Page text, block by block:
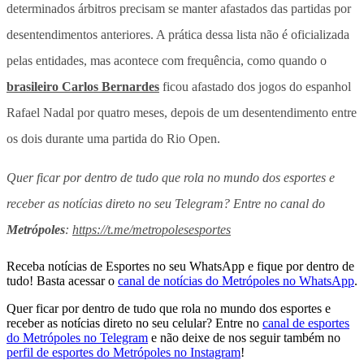
determinados árbitros precisam se manter afastados das partidas por
desentendimentos anteriores. A prática dessa lista não é oficializada
pelas entidades, mas acontece com frequência, como quando o
brasileiro Carlos Bernardes ficou afastado dos jogos do espanhol
Rafael Nadal por quatro meses, depois de um desentendimento entre
os dois durante uma partida do Rio Open.
Quer ficar por dentro de tudo que rola no mundo dos esportes e
receber as notícias direto no seu Telegram? Entre no canal do
Metrópoles: https://t.me/metropolesesportes
Receba notícias de Esportes no seu WhatsApp e fique por dentro de
tudo! Basta acessar o canal de notícias do Metrópoles no WhatsApp.
Quer ficar por dentro de tudo que rola no mundo dos esportes e
receber as notícias direto no seu celular? Entre no canal de esportes
do Metrópoles no Telegram e não deixe de nos seguir também no
perfil de esportes do Metrópoles no Instagram!